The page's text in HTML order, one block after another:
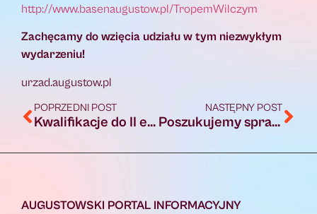
http://www.basenaugustow.pl/TropemWilczym
Zachęcamy do wzięcia udziału w tym niezwykłym
wydarzeniu!
urzad.augustow.pl
POPRZEDNI POST
Kwalifikacje do II etapu Olimpiady „Warto wiedzieć więcej o ubezpieczeniach społecznych” edycja 2018/2019. W tym etapie wezmą udział 2. szkoły z Augustowa
NASTĘPNY POST
Poszukujemy sprawcy kradzieży
AUGUSTOWSKI PORTAL INFORMACYJNY